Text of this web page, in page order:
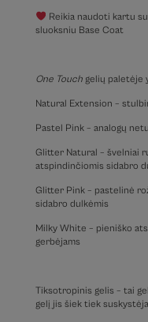
Reikia naudoti kartu
sluoksniu Base Coat
One Touchgelių paletėje
Natural Extension –
Pastel Pink – analogų
Glitter Natural – švelniai
atspindinčiomis sidabro
Glitter Pink – pastelinė
sidabro dulkėmis
Milky White – pieniško
gerbėjams
Tiksotropinis gelis – tai
gelį jis šiek tiek